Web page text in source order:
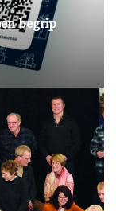
begrip